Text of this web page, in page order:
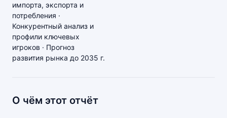
импорта, экспорта и
потребления ·
Конкурентный анализ и
профили ключевых
игроков · Прогноз
развития рынка до 2035 г.
О чём этот отчёт